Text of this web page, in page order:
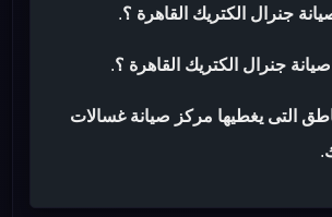
جنرال الكتريك القاهرة ؟.
صيانة جنرال الكتريك القاهرة ؟.
التى يغطيها مركز صيانة غسالات
.